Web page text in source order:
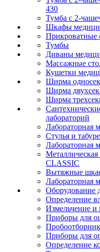
430
Тумба с 2-
Шкафы
Прикроватные
Тумбы
Диваны
Массажные
Кушетки
Ширма
Ширма
Ширма
лабораторий
Лабораторная
Стулья и
Лабораторная
Металлическая
CLASSIC
Вытяжные
Лабораторная
Оборудование
Определение
Измельчение и
Приборы для
Приборы для
Определение